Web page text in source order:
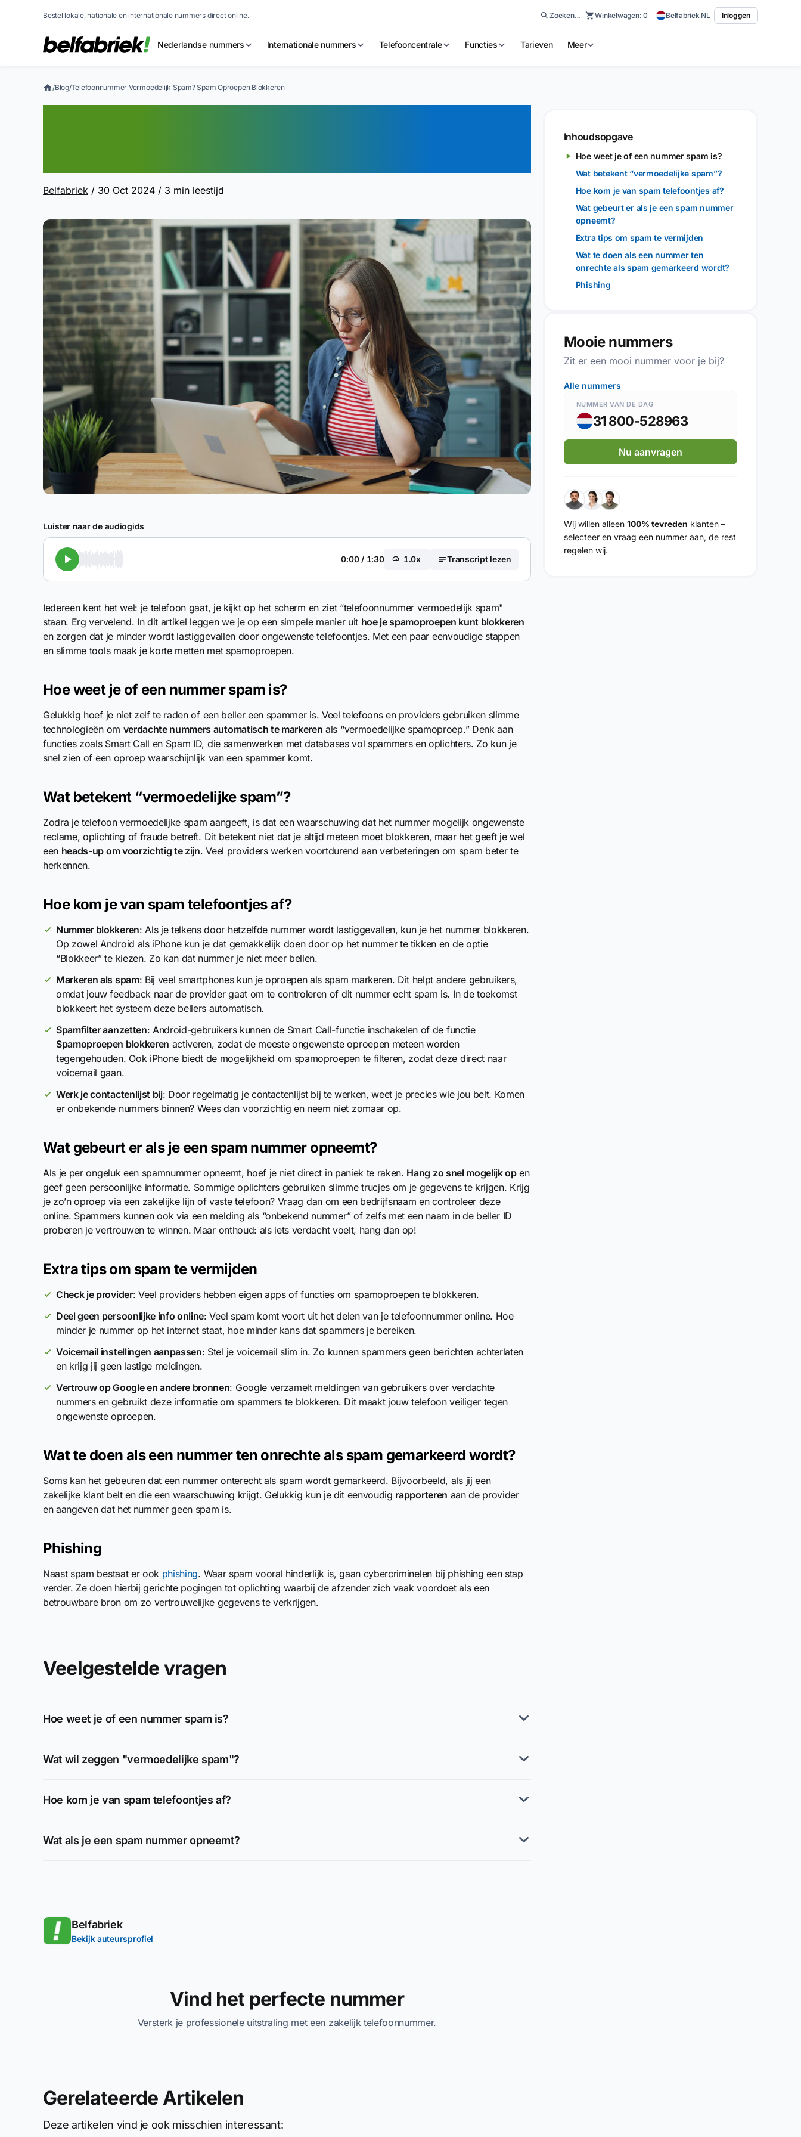
Bestel lokale, nationale en internationale nummers direct online. Zoeken… Winkelwagen:0 Belfabriek NL Inloggen
Nederlandse nummers Internationale nummers Telefooncentrale Functies Tarieven Meer
/Blog/Telefoonnummer Vermoedelijk Spam? Spam Oproepen Blokkeren
Belfabriek / 30 Oct 2024 / 3 min leestijd
Luister naar de audiogids
0:00/ 1:30 1.0x Transcript lezen
Iedereen kent het wel: je telefoon gaat, je kijkt op het scherm en ziet “telefoonnummer vermoedelijk spam"
staan. Erg vervelend. In dit artikel leggen we je op een simpele manier uit hoe je spamoproepen kunt blokkeren
en zorgen dat je minder wordt lastiggevallen door ongewenste telefoontjes. Met een paar eenvoudige stappen
en slimme tools maak je korte metten met spamoproepen.
Hoe weet je of een nummer spam is?
Gelukkig hoef je niet zelf te raden of een beller een spammer is. Veel telefoons en providers gebruiken slimme
technologieën om verdachte nummers automatisch te markeren als “vermoedelijke spamoproep.” Denk aan
functies zoals Smart Call en Spam ID, die samenwerken met databases vol spammers en oplichters. Zo kun je
snel zien of een oproep waarschijnlijk van een spammer komt.
Wat betekent “vermoedelijke spam”?
Zodra je telefoon vermoedelijke spam aangeeft, is dat een waarschuwing dat het nummer mogelijk ongewenste
reclame, oplichting of fraude betreft. Dit betekent niet dat je altijd meteen moet blokkeren, maar het geeft je wel
een heads-up om voorzichtig te zijn. Veel providers werken voortdurend aan verbeteringen om spam beter te
herkennen.
Hoe kom je van spam telefoontjes af?
Nummer blokkeren: Als je telkens door hetzelfde nummer wordt lastiggevallen, kun je het nummer blokkeren.
Op zowel Android als iPhone kun je dat gemakkelijk doen door op het nummer te tikken en de optie
“Blokkeer” te kiezen. Zo kan dat nummer je niet meer bellen.
Markeren als spam: Bij veel smartphones kun je oproepen als spam markeren. Dit helpt andere gebruikers,
omdat jouw feedback naar de provider gaat om te controleren of dit nummer echt spam is. In de toekomst
blokkeert het systeem deze bellers automatisch.
Spamfilter aanzetten: Android-gebruikers kunnen de Smart Call-functie inschakelen of de functie
Spamoproepen blokkeren activeren, zodat de meeste ongewenste oproepen meteen worden
tegengehouden. Ook iPhone biedt de mogelijkheid om spamoproepen te filteren, zodat deze direct naar
voicemail gaan.
Werk je contactenlijst bij: Door regelmatig je contactenlijst bij te werken, weet je precies wie jou belt. Komen
er onbekende nummers binnen? Wees dan voorzichtig en neem niet zomaar op.
Wat gebeurt er als je een spam nummer opneemt?
Als je per ongeluk een spamnummer opneemt, hoef je niet direct in paniek te raken. Hang zo snel mogelijk open
geef geen persoonlijke informatie. Sommige oplichters gebruiken slimme trucjes om je gegevens te krijgen. Krijg
je zo’n oproep via een zakelijke lijn of vaste telefoon? Vraag dan om een bedrijfsnaam en controleer deze
online. Spammers kunnen ook via een melding als “onbekend nummer” of zelfs met een naam in de beller ID
proberen je vertrouwen te winnen. Maar onthoud: als iets verdacht voelt, hang dan op!
Extra tips om spam te vermijden
Check je provider: Veel providers hebben eigen apps of functies om spamoproepen te blokkeren.
Deel geen persoonlijke info online: Veel spam komt voort uit het delen van je telefoonnummer online. Hoe
minder je nummer op het internet staat, hoe minder kans dat spammers je bereiken.
Voicemail instellingen aanpassen: Stel je voicemail slim in. Zo kunnen spammers geen berichten achterlaten
en krijg jij geen lastige meldingen.
Vertrouw op Google en andere bronnen: Google verzamelt meldingen van gebruikers over verdachte
nummers en gebruikt deze informatie om spammers te blokkeren. Dit maakt jouw telefoon veiliger tegen
ongewenste oproepen.
Wat te doen als een nummer ten onrechte als spam gemarkeerd wordt?
Soms kan het gebeuren dat een nummer onterecht als spam wordt gemarkeerd. Bijvoorbeeld, als jij een
zakelijke klant belt en die een waarschuwing krijgt. Gelukkig kun je dit eenvoudig rapporteren aan de provider
en aangeven dat het nummer geen spam is.
Phishing
Naast spam bestaat er ook phishing. Waar spam vooral hinderlijk is, gaan cybercriminelen bij phishing een stap
verder. Ze doen hierbij gerichte pogingen tot oplichting waarbij de afzender zich vaak voordoet als een
betrouwbare bron om zo vertrouwelijke gegevens te verkrijgen.
Veelgestelde vragen
Hoe weet je of een nummer spam is?
Wat wil zeggen "vermoedelijke spam"?
Hoe kom je van spam telefoontjes af?
Wat als je een spam nummer opneemt?
Belfabriek
Bekijk auteursprofiel
Vind het perfecte nummer
Versterk je professionele uitstraling met een zakelijk telefoonnummer.
Gerelateerde Artikelen
Deze artikelen vind je ook misschien interessant:
Inhoudsopgave
Hoe weet je of een nummer spam is?
Wat betekent “vermoedelijke spam”?
Hoe kom je van spam telefoontjes af?
Wat gebeurt er als je een spam nummer
opneemt?
Extra tips om spam te vermijden
Wat te doen als een nummer ten
onrechte als spam gemarkeerd wordt?
Phishing
Mooie nummers
Zit er een mooi nummer voor je bij?
Alle nummers
NUMMER VAN DE DAG
31 800-528963
Nu aanvragen
Wij willen alleen 100% tevreden klanten –
selecteer en vraag een nummer aan, de rest
regelen wij.